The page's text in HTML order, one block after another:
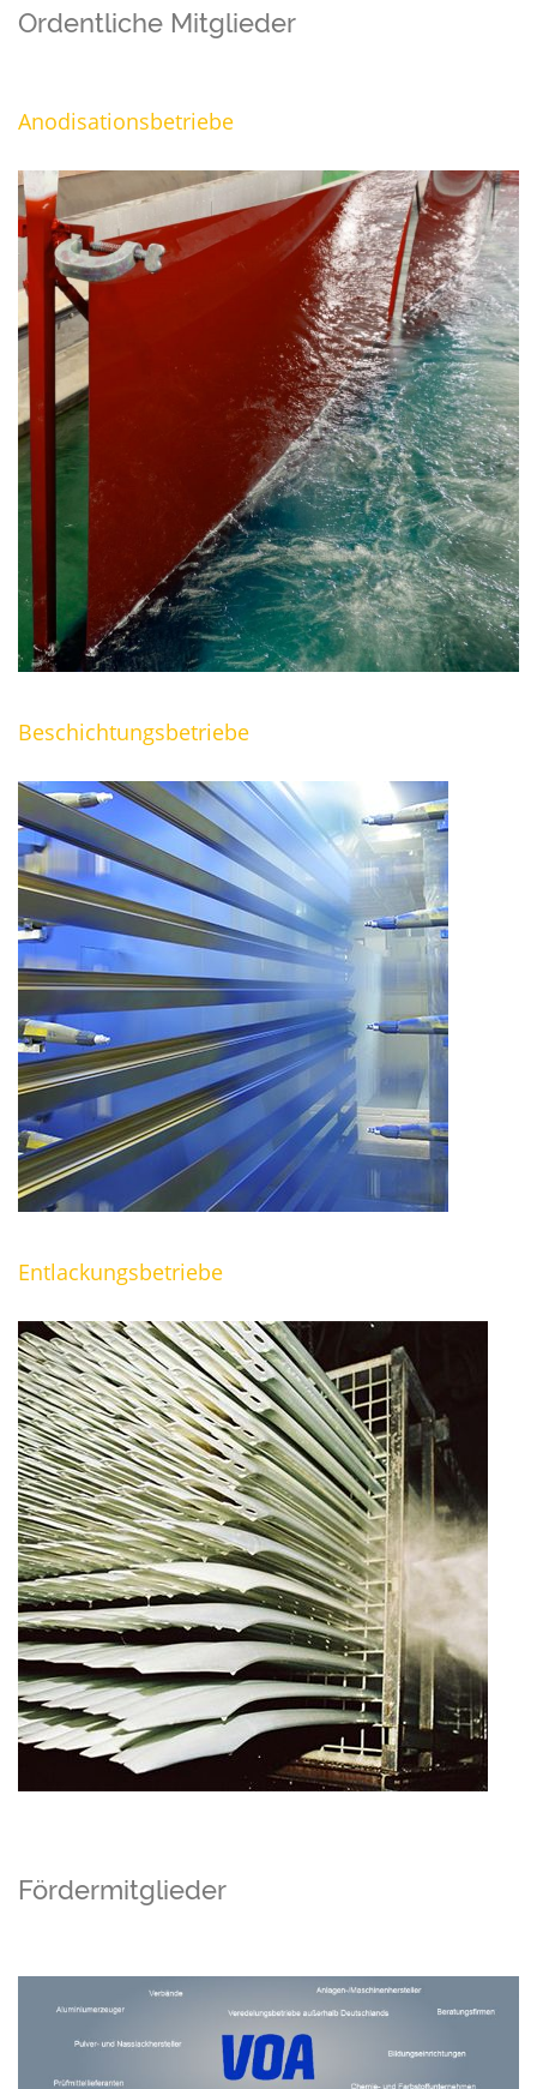
Ordentliche Mitglieder
Anodisationsbetriebe
Beschichtungsbetriebe
Entlackungsbetriebe
Fördermitglieder